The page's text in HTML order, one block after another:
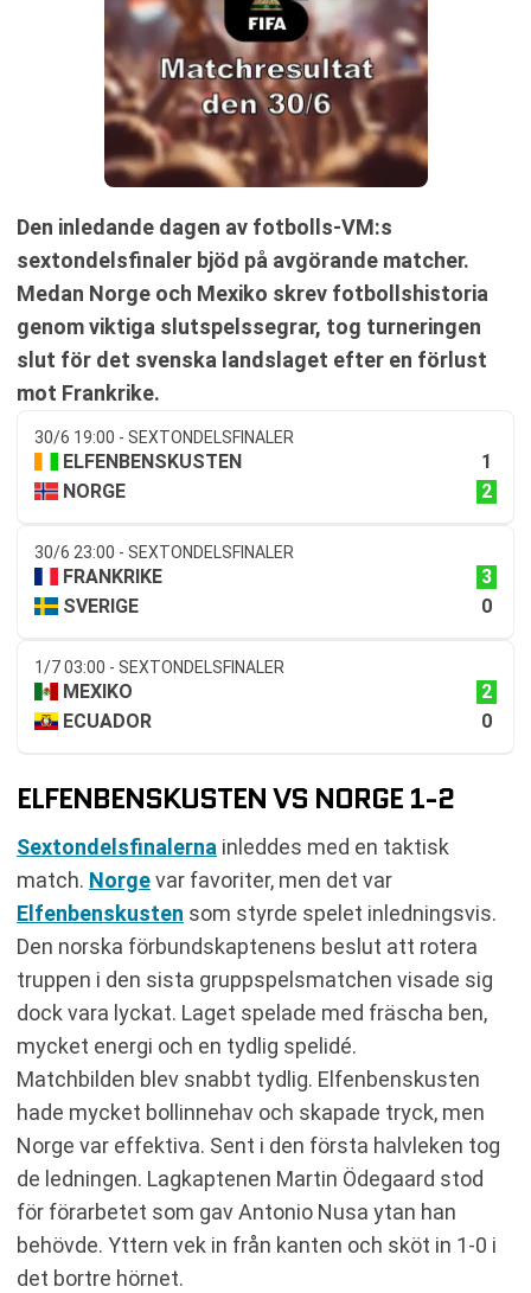
Den inledande dagen av fotbolls-VM:s
sextondelsfinaler bjöd på avgörande matcher.
Medan Norge och Mexiko skrev fotbollshistoria
genom viktiga slutspelssegrar, tog turneringen
slut för det svenska landslaget efter en förlust
mot Frankrike.
30/6 19:00 - SEXTONDELSFINALER
ELFENBENSKUSTEN
1
NORGE
2
30/6 23:00 - SEXTONDELSFINALER
FRANKRIKE
3
SVERIGE
0
1/7 03:00 - SEXTONDELSFINALER
MEXIKO
2
ECUADOR
0
ELFENBENSKUSTEN VS NORGE 1-2
Sextondelsfinalerna inleddes med en taktisk
match. Norgevar favoriter, men det var
Elfenbenskusten som styrde spelet inledningsvis.
Den norska förbundskaptenens beslut att rotera
truppen i den sista gruppspelsmatchen visade sig
dock vara lyckat. Laget spelade med fräscha ben,
mycket energi och en tydlig spelidé.
Matchbilden blev snabbt tydlig. Elfenbenskusten
hade mycket bollinnehav och skapade tryck, men
Norge var effektiva. Sent i den första halvleken tog
de ledningen. Lagkaptenen Martin Ödegaard stod
för förarbetet som gav Antonio Nusa ytan han
behövde. Yttern vek in från kanten och sköt in 1-0 i
det bortre hörnet.